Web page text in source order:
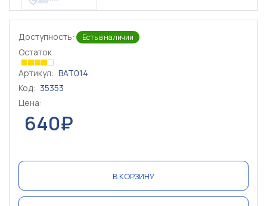
Доступность: Есть в наличии
Остаток
Артикул: BAT014
Код: 35353
Цена:
640₽
В КОРЗИНУ